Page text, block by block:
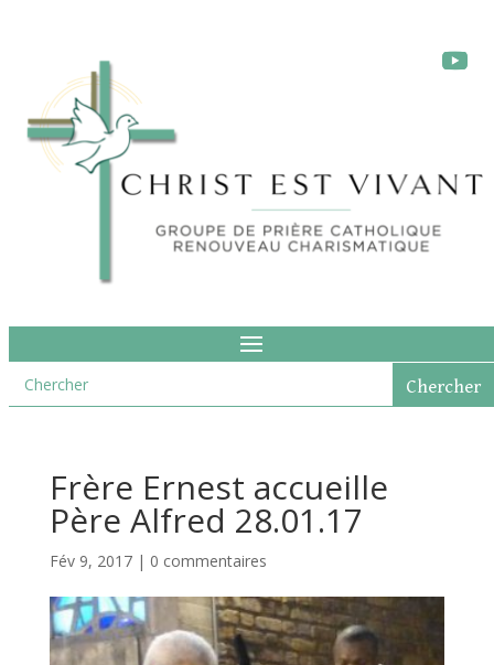
Frère Ernest accueille
Père Alfred 28.01.17
Fév 9, 2017| 0 commentaires